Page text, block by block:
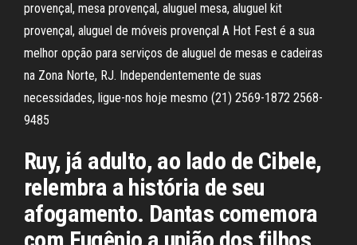
provençal, mesa provençal, aluguel mesa, aluguel kit
provençal, aluguel de móveis provençal A Hot Fest é a sua
melhor opção para serviços de aluguel de mesas e cadeiras
na Zona Norte, RJ. Independentemente de suas
necessidades, ligue-nos hoje mesmo (21) 2569-1872 2568-
9485
Ruy, já adulto, ao lado de Cibele,
relembra a história de seu
afogamento. Dantas comemora